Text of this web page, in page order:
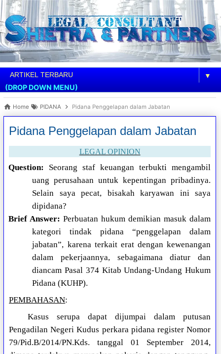
▼
(DROP DOWN MENU)
Home PIDANA Pidana Penggelapan dalam Jabatan
Pidana Penggelapan dalam Jabatan
LEGAL OPINION
Question:
Seorang staf keuangan terbukti mengambil
uang perusahaan untuk kepentingan pribadinya.
Selain saya pecat, bisakah karyawan ini saya
dipidana?
Brief Answer: Perbuatan hukum demikian masuk dalam
kategori tindak pidana “penggelapan dalam
jabatan”, karena terkait erat dengan kewenangan
dalam pekerjaannya, sebagaimana diatur dan
diancam Pasal 374 Kitab Undang-Undang Hukum
Pidana (KUHP).
PEMBAHASAN:
Kasus serupa dapat dijumpai dalam putusan
Pengadilan Negeri Kudus perkara pidana register Nomor
79/Pid.B/2014/PN.Kds. tanggal 01 September 2014,